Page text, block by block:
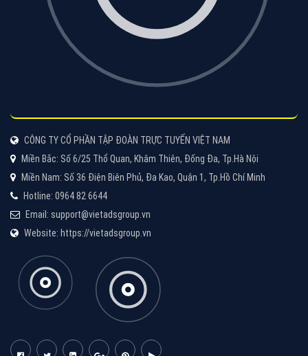
CÔNG TY CỔ PHẦN TẬP ĐOÀN TRỰC TUYẾN VIỆT NAM
Miền Bắc: Số 6/25 Thổ Quan, Khâm Thiên, Đống Đa, Tp.Hà Nội
Miền Nam: Số 36 Điện Biên Phủ, Đa Kao, Quận 1, Tp.Hồ Chí Minh
Hotline: 0964 82 6644
Email: support@vietadsgroup.vn
Website: https://vietadsgroup.vn